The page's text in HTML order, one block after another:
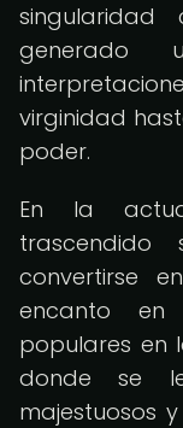
singularidad
virginidad
poder.
En la
convertirse
encanto
populares en
donde se
majestuosos